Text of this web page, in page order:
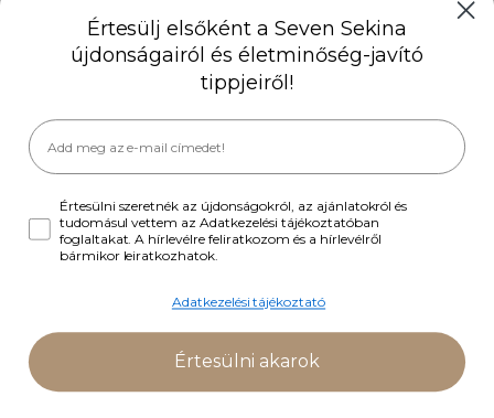
Fizetési módok
Gyakran ismételt kérdések
Hajápolási bűnök nyereményjáték szabályzat
Nyereményjáték szabályzat
Partnereink
Hírlevél
Copyright © Sevensekina 2024.
Adatkezelés
Értesülj elsőként a Seven Sekina
újdonságairól és életminőség-javító
tippjeiről!
Értesülni szeretnék az újdonságokról, az ajánlatokról és
tudomásul vettem az Adatkezelési tájékoztatóban
foglaltakat. A hírlevélre feliratkozom és a hírlevélről
bármikor leiratkozhatok.
Adatkezelési tájékoztató
Értesülni akarok